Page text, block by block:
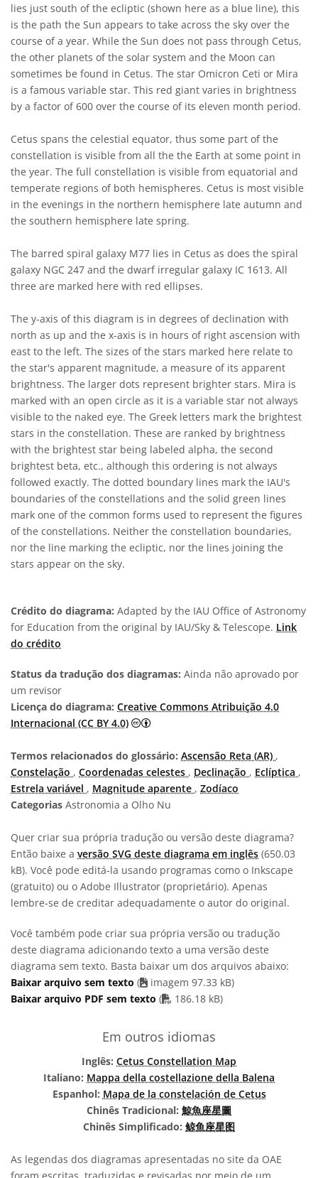
lies just south of the ecliptic (shown here as a blue line), this
is the path the Sun appears to take across the sky over the
course of a year. While the Sun does not pass through Cetus,
the other planets of the solar system and the Moon can
sometimes be found in Cetus. The star Omicron Ceti or Mira
is a famous variable star. This red giant varies in brightness
by a factor of 600 over the course of its eleven month period.
Cetus spans the celestial equator, thus some part of the
constellation is visible from all the the Earth at some point in
the year. The full constellation is visible from equatorial and
temperate regions of both hemispheres. Cetus is most visible
in the evenings in the northern hemisphere late autumn and
the southern hemisphere late spring.
The barred spiral galaxy M77 lies in Cetus as does the spiral
galaxy NGC 247 and the dwarf irregular galaxy IC 1613. All
three are marked here with red ellipses.
The y-axis of this diagram is in degrees of declination with
north as up and the x-axis is in hours of right ascension with
east to the left. The sizes of the stars marked here relate to
the star's apparent magnitude, a measure of its apparent
brightness. The larger dots represent brighter stars. Mira is
marked with an open circle as it is a variable star not always
visible to the naked eye. The Greek letters mark the brightest
stars in the constellation. These are ranked by brightness
with the brightest star being labeled alpha, the second
brightest beta, etc., although this ordering is not always
followed exactly. The dotted boundary lines mark the IAU's
boundaries of the constellations and the solid green lines
mark one of the common forms used to represent the figures
of the constellations. Neither the constellation boundaries,
nor the line marking the ecliptic, nor the lines joining the
stars appear on the sky.
Crédito do diagrama: Adapted by the IAU Office of Astronomy
for Education from the original by IAU/Sky & Telescope. Link
do crédito
Status da tradução dos diagramas: Ainda não aprovado por
um revisor
Licença do diagrama: Creative Commons Atribuição 4.0
Internacional (CC BY 4.0)
Creative Commons Atribuição 4.0
Termos relacionados do glossário: Ascensão Reta (AR) ,
Constelação , Coordenadas celestes , Declinação , Eclíptica ,
Estrela variável , Magnitude aparente , Zodíaco
Categorias Astronomia a Olho Nu
Quer criar sua própria tradução ou versão deste diagrama?
Então baixe a versão SVG deste diagrama em inglês (650.03
kB). Você pode editá-la usando programas como o Inkscape
(gratuito) ou o Adobe Illustrator (proprietário). Apenas
lembre-se de creditar adequadamente o autor do original.
Você também pode criar sua própria versão ou tradução
deste diagrama adicionando texto a uma versão deste
diagrama sem texto. Basta baixar um dos arquivos abaixo:
Baixar arquivo sem texto (
imagem 97.33 kB)
Baixar arquivo PDF sem texto ( arquivo PDF
186.18 kB)
Em outros idiomas
Inglês: Cetus Constellation Map
Italiano: Mappa della costellazione della Balena
Espanhol: Mapa de la constelación de Cetus
Chinês Tradicional: 鯨魚座星圖
Chinês Simplificado: 鲸鱼座星图
As legendas dos diagramas apresentadas no site da OAE
foram escritas, traduzidas e revisadas por meio de um